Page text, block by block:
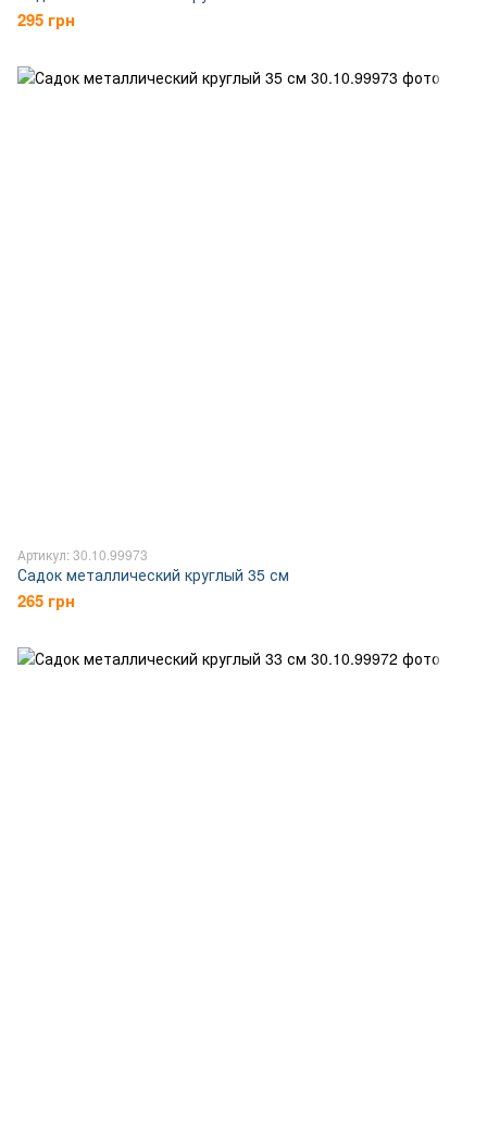
295 грн
Артикул: 30.10.99973
Садок металлический круглый 35 см
265 грн